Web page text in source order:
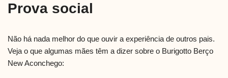
Prova social
Não há nada melhor do que ouvir a experiência de outros pais.
Veja o que algumas mães têm a dizer sobre o Burigotto Berço
New Aconchego: